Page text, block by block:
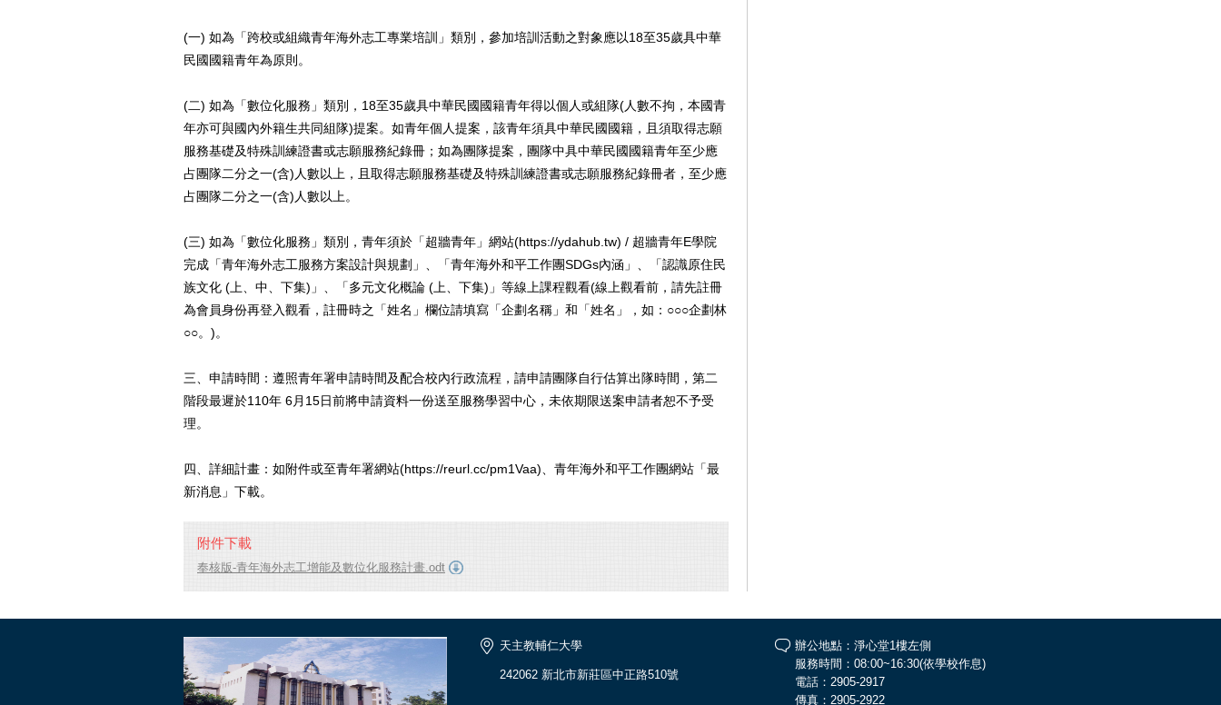
(一) 如為「跨校或組織青年海外志工專業培訓」類別，參加培訓活動之對象應以18至35歲具中華
民國國籍青年為原則。
(二) 如為「數位化服務」類別，18至35歲具中華民國國籍青年得以個人或組隊(人數不拘，本國青
年亦可與國內外籍生共同組隊)提案。如青年個人提案，該青年須具中華民國國籍，且須取得志願
服務基礎及特殊訓練證書或志願服務紀錄冊；如為團隊提案，團隊中具中華民國國籍青年至少應
占團隊二分之一(含)人數以上，且取得志願服務基礎及特殊訓練證書或志願服務紀錄冊者，至少應
占團隊二分之一(含)人數以上。
(三) 如為「數位化服務」類別，青年須於「超牆青年」網站(https://ydahub.tw) / 超牆青年E學院
完成「青年海外志工服務方案設計與規劃」、「青年海外和平工作團SDGs內涵」、「認識原住民
族文化 (上、中、下集)」、「多元文化概論 (上、下集)」等線上課程觀看(線上觀看前，請先註冊
為會員身份再登入觀看，註冊時之「姓名」欄位請填寫「企劃名稱」和「姓名」，如：○○○企劃林
○○。)。
三、申請時間：遵照青年署申請時間及配合校內行政流程，請申請團隊自行估算出隊時間，第二
階段最遲於110年 6月15日前將申請資料一份送至服務學習中心，未依期限送案申請者恕不予受
理。
四、詳細計畫：如附件或至青年署網站(https://reurl.cc/pm1Vaa)、青年海外和平工作團網站「最
新消息」下載。
附件下載
奉核版-青年海外志工增能及數位化服務計畫.odt
天主教輔仁大學
242062 新北市新莊區中正路510號
辦公地點：淨心堂1樓左側
服務時間：08:00~16:30(依學校作息)
電話：2905-2917
傳真：2905-2922